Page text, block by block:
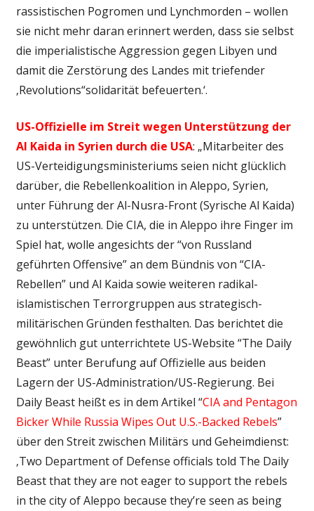
rassistischen Pogromen und Lynchmorden – wollen
sie nicht mehr daran erinnert werden, dass sie selbst
die imperialistische Aggression gegen Libyen und
damit die Zerstörung des Landes mit triefender
‚Revolutions“solidarität befeuerten.‘.
US-Offizielle im Streit wegen Unterstützung der
Al Kaida in Syrien durch die USA: „Mitarbeiter des
US-Verteidigungsministeriums seien nicht glücklich
darüber, die Rebellenkoalition in Aleppo, Syrien,
unter Führung der Al-Nusra-Front (Syrische Al Kaida)
zu unterstützen. Die CIA, die in Aleppo ihre Finger im
Spiel hat, wolle angesichts der “von Russland
geführten Offensive” an dem Bündnis von “CIA-
Rebellen” und Al Kaida sowie weiteren radikal-
islamistischen Terrorgruppen aus strategisch-
militärischen Gründen festhalten. Das berichtet die
gewöhnlich gut unterrichtete US-Website “The Daily
Beast” unter Berufung auf Offizielle aus beiden
Lagern der US-Administration/US-Regierung. Bei
Daily Beast heißt es in dem Artikel “CIA and Pentagon
Bicker While Russia Wipes Out U.S.-Backed Rebels”
über den Streit zwischen Militärs und Geheimdienst:
‚Two Department of Defense officials told The Daily
Beast that they are not eager to support the rebels
in the city of Aleppo because they’re seen as being